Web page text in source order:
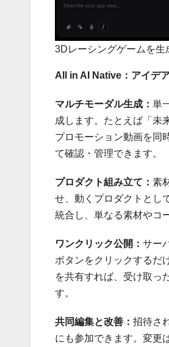
3Dレーシングゲームを生
All in AI Native：アイデ
マルチモーダル生成： 単
成します。たとえば「未
プロモーション動画を同
て確認・管理できます。
プロダクト組み立て： 素
せ、動くプロダクトとし
統合し、単なる素材やコ
ワンクリック公開： サー
ボタンをクリックするだ
を共有すれば、受け取っ
す。
共同編集と改善： 招待さ
にも参加できます。変更